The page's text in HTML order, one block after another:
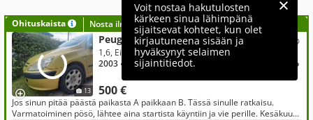
Voit nostaa hakutulosten
kärkeen sinua lähimpänä
sijaitsevat kohteet, kun olet
kirjautuneena sisään ja
hyväksynyt selaimen
sijaintitiedot.
Ohituskaista Nosta ilmoituksesi tähän?
13
Peugeot 307
500 €
1,6, Ei tieliikennekelpoinen
2003 ● 310 000 km● Bensiini ● Etuveto
Jos sinun pitää päästä paikasta A paikkaan B. Tässä sinulle ratkaisu.
Varmatoiminen pösö, lähtee aina startista käyntiin ja vie perille. Kesäkuun